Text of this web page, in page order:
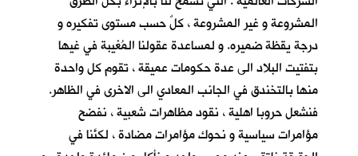
المشروعة و غير المشروعة ، كلٌ حسب مستوى تفكيره و
درجة يقظة ضميره. و لمساعدة عقولنا المُغيبة في غيها
بتفتيت البلاد الى عدة حكومات عميقة ، تقوم كل واحدة
منها بالتخندق في الجانب المعادي الى الاخرى في الظاهر.
فنشعل حروبا اهلية ، نقود مظاهرات شعبية ، نفضح
مؤامرات سياسية و نحوك مؤامرات مضادة ، لكنَّنا في